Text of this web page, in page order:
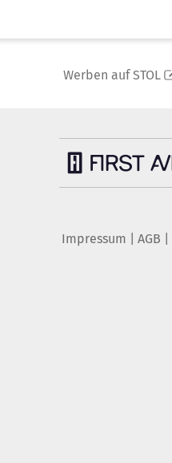
Werben auf STOL
Impressum AGB